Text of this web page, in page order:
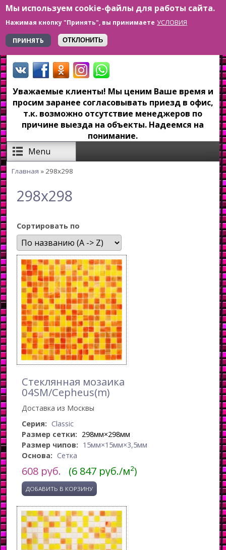
Мы используем cookie-файлы для работы сайта.
Нажимая кнопку "Принять", вы принимаете УСЛОВИЯ
ПРИНЯТЬ
ОТКЛОНИТЬ
Перейти к основному содержанию
+7 923 179-6-279
Уважаемые клиенты! Мы ценим Ваше время и
просим заранее согласовывать приезд в офис,
т.к. возможно отсутствие менеджеров по
причине выезда на объекты. Надеемся на
понимание.
Menu
Главная » 298x298
298x298
Сортировать по
Стеклянная мозаика
04SM/Cepheus(m)
Доставка из Москвы
Серия: Classic
Размер сетки: 298мм×298мм
Размер чипов: 15мм×15мм×3,5мм
Основа: Сетка
608 руб. (6 847 руб./м²)